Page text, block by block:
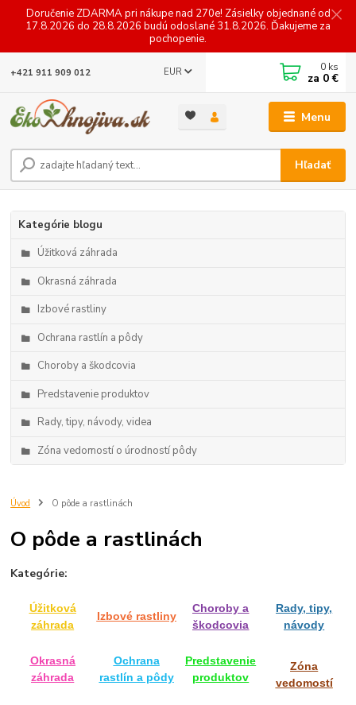
Doručenie ZDARMA pri nákupe nad 270e! Zásielky objednané od
17.8.2026 do 28.8.2026 budú odoslané 31.8.2026. Ďakujeme za
pochopenie.
Menu
EUR
Hľadať
+421 911 909 012 0 ks
za 0 €
Kategórie blogu
Úžitková záhrada
Okrasná záhrada
Izbové rastliny
Ochrana rastlín a pôdy
Choroby a škodcovia
Predstavenie produktov
Rady, tipy, návody, videa
Zóna vedomostí o úrodností pôdy
Úvod O pôde a rastlinách
O pôde a rastlinách
Kategórie:
Úžitková
záhrada
Izbové rastliny
Choroby a
škodcovia
Rady, tipy,
návody
Okrasná
záhrada
Ochrana
rastlín a pôdy
Predstavenie
produktov
Zóna
vedomostí